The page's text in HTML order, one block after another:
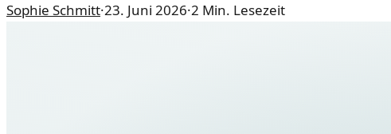
Sophie Schmitt·23. Juni 2026·2 Min. Lesezeit